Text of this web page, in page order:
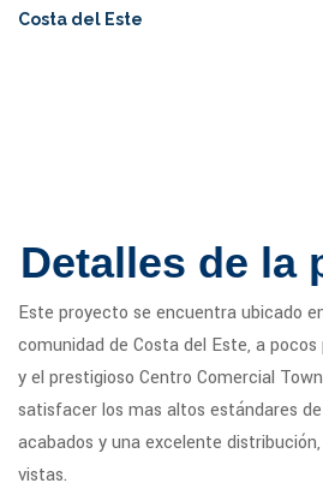
Costa del Este
Detalles de la
Este proyecto se encuentra ubicado
comunidad de Costa del Este, a
y el prestigioso Centro Comercial
satisfacer los mas altos estándares
acabados y una excelente
vistas.